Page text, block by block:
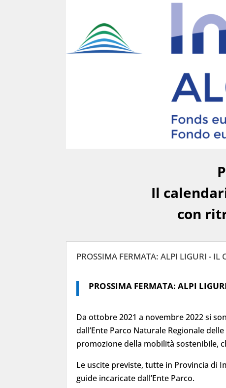
Il
con
PROSSIMA FERMATA: ALPI LIGURI -
PROSSIMA FERMATA: ALPI
Da ottobre 2021 a novembre 2022 si
dall’Ente Parco Naturale Regionale
promozione della mobilità sostenibile,
Le uscite previste, tutte in Provincia di
guide incaricate dall’Ente Parco.